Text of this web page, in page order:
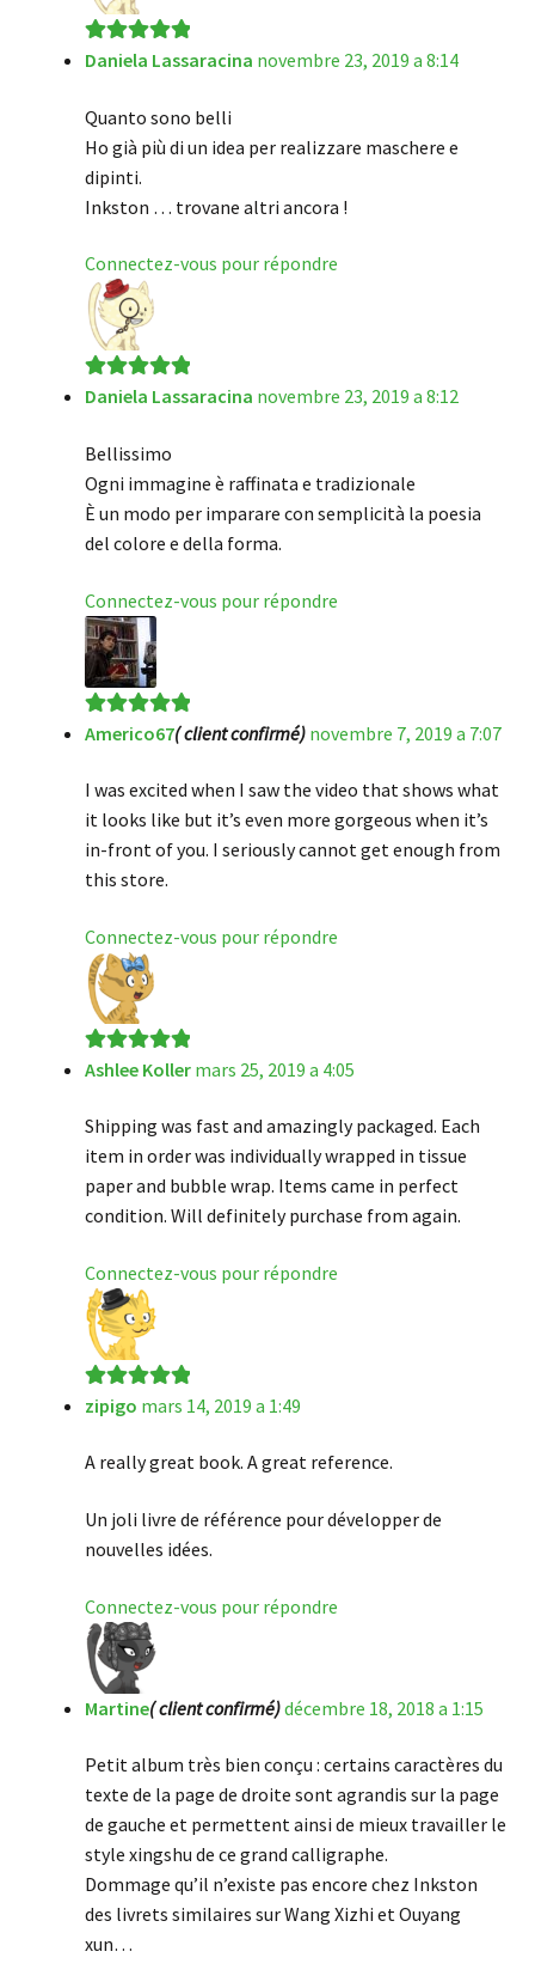
Note5sur 5
Daniela Lassaracina novembre 23, 2019 a 8:14
Quanto sono belli
Ho già più di un idea per realizzare maschere e
dipinti.
Inkston … trovane altri ancora !
Connectez-vous pour répondre
Note5sur 5
Daniela Lassaracina novembre 23, 2019 a 8:12
Bellissimo
Ogni immagine è raffinata e tradizionale
È un modo per imparare con semplicità la poesia
del colore e della forma.
Connectez-vous pour répondre
Note5sur 5
Americo67( client confirmé) novembre 7, 2019 a 7:07
I was excited when I saw the video that shows what
it looks like but it’s even more gorgeous when it’s
in-front of you. I seriously cannot get enough from
this store.
Connectez-vous pour répondre
Note5sur 5
Ashlee Koller mars 25, 2019 a 4:05
Shipping was fast and amazingly packaged. Each
item in order was individually wrapped in tissue
paper and bubble wrap. Items came in perfect
condition. Will definitely purchase from again.
Connectez-vous pour répondre
Note5sur 5
zipigo mars 14, 2019 a 1:49
A really great book. A great reference.
Un joli livre de référence pour développer de
nouvelles idées.
Connectez-vous pour répondre
Martine( client confirmé)décembre 18, 2018 a 1:15
Petit album très bien conçu : certains caractères du
texte de la page de droite sont agrandis sur la page
de gauche et permettent ainsi de mieux travailler le
style xingshu de ce grand calligraphe.
Dommage qu’il n’existe pas encore chez Inkston
des livrets similaires sur Wang Xizhi et Ouyang
xun…